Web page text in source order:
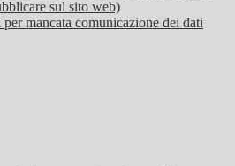
sul sito web)
per mancata comunicazione dei dati